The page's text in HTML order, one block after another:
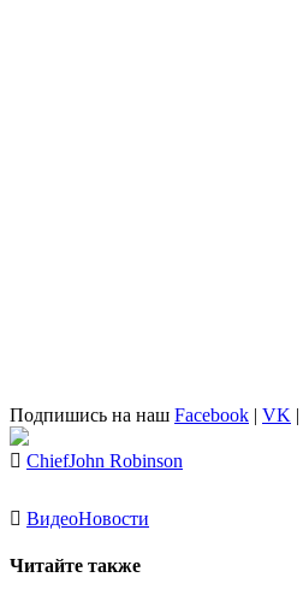
Подпишись на наш Facebook | VK |
ChiefJohn Robinson
ВидеоНовости
Читайте также